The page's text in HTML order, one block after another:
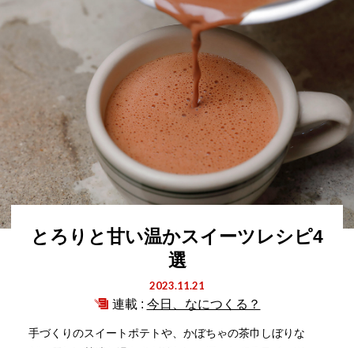
とろりと甘い温かスイーツレシピ4
選
2023.11.21
連載 : 今日、なにつくる？
手づくりのスイートポテトや、かぼちゃの茶巾しぼりな